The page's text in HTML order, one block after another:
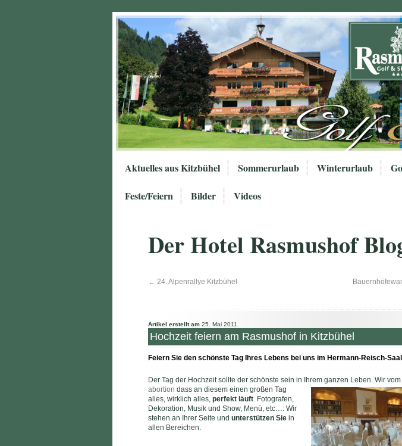
Aktuelles aus Kitzbühel Sommerurlaub Winterurlaub
Feste/Feiern Bilder Videos
Der Hotel Rasmushof
← 24. Alpenrallye Kitzbühel
Artikel erstellt am 25. Mai 2011
Hochzeit feiern am Rasmushof in Kitzbühel
Feiern Sie den schönste Tag Ihres Lebens bei uns im Hermann-Reisch-Saal
Der Tag der Hochzeit sollte der schönste sein in Ihrem ganzen Leben. Wir
abortion dass an diesem einen großen Tag
alles, wirklich alles, perfekt läuft. Fotografen,
Dekoration, Musik und Show, Menü, etc…: Wir
stehen an Ihrer Seite und unterstützen Siein
allen Bereichen.